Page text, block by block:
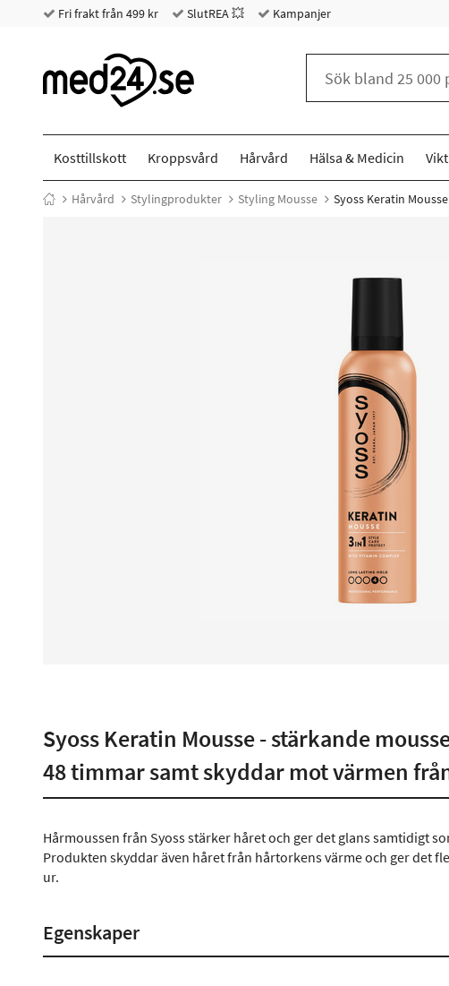
Fri frakt från 499 kr SlutREA 💥 Kampanjer
Kosttillskott Kroppsvård Hårvård Hälsa & Medicin
Hårvård Stylingprodukter Styling Mousse Syoss Keratin
Syoss Keratin Mousse - stärkande
48 timmar samt skyddar mot värmen
Hårmoussen från Syoss stärker håret och ger det glans samtidigt
Produkten skyddar även håret från hårtorkens värme och ger det
ur.
Egenskaper